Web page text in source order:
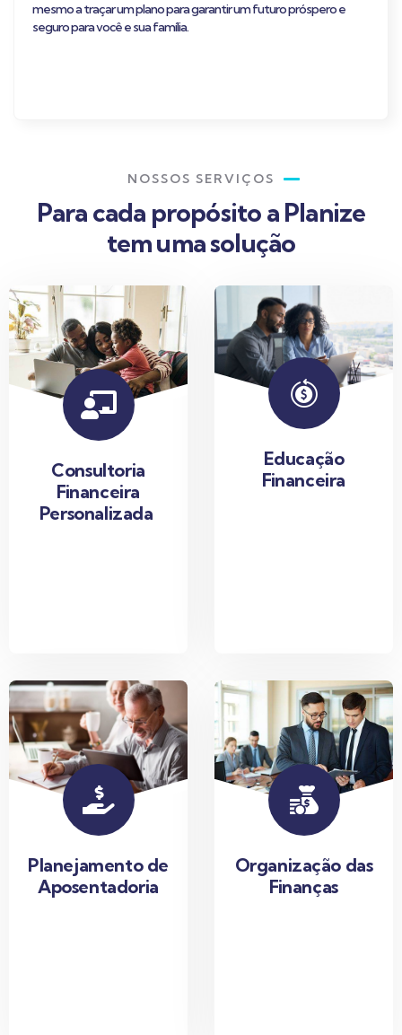
mesmo a traçar um plano para garantir um futuro próspero e
seguro para você e sua família.
NOSSOS SERVIÇOS
Para cada propósito a Planize
tem uma solução
Consultoria
Financeira
Personalizada
Educação
Financeira
Planejamento de
Aposentadoria
Organização das
Finanças